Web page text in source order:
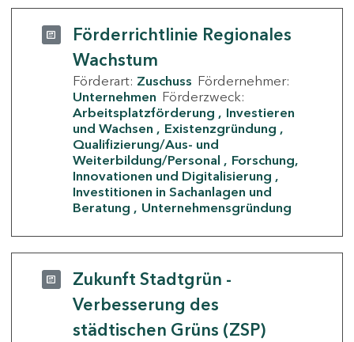
Förderrichtlinie Regionales
Wachstum
Förderart: Zuschuss Fördernehmer:
Unternehmen Förderzweck:
Arbeitsplatzförderung
Investieren
und Wachsen
Existenzgründung
Qualifizierung/Aus- und
Weiterbildung/Personal
Forschung,
Innovationen und Digitalisierung
Investitionen in Sachanlagen und
Beratung
Unternehmensgründung
Zukunft Stadtgrün -
Verbesserung des
städtischen Grüns (ZSP)